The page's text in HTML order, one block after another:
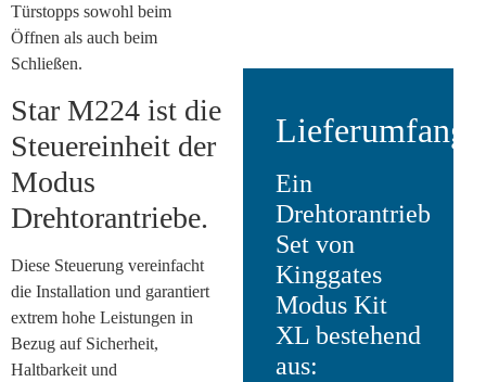
Türstopps sowohl beim
Öffnen als auch beim
Schließen.
Star M224 ist die
Steuereinheit der
Modus
Drehtorantriebe.
Diese Steuerung vereinfacht
die Installation und garantiert
extrem hohe Leistungen in
Bezug auf Sicherheit,
Haltbarkeit und
Lieferumfang:
Ein
Drehtorantrieb
Set von
Kinggates
Modus Kit
XL bestehend
aus: